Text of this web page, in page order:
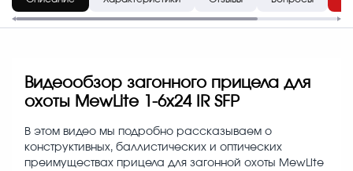
Видеообзор загонного прицела для
охоты MewLite 1-6x24 IR SFP
В этом видео мы подробно рассказываем о
конструктивных, баллистических и оптических
преимуществах прицела для загонной охоты MewLite